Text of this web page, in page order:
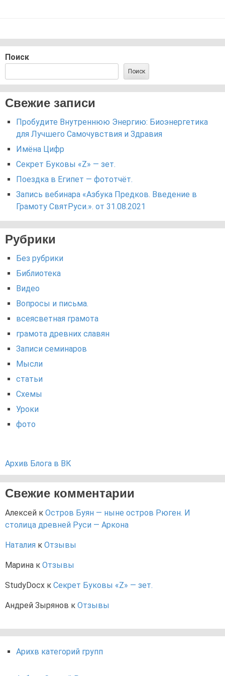
Поиск
Поиск
Свежие записи
Пробудите Внутреннюю Энергию: Биоэнергетика
для Лучшего Самочувствия и Здравия
Имёна Цифр
Секрет Буковы «Z» — зет.
Поездка в Египет — фототчёт.
Запись вебинара «Азбука Предков. Введение в
Грамоту СвятРуси.». от 31.08.2021
Рубрики
Без рубрики
Библиотека
Видео
Вопросы и письма.
всеясветная грамота
грамота древних славян
Записи семинаров
Мысли
статьи
Схемы
Уроки
фото
Архив Блога в ВК
Свежие комментарии
Алексей к Остров Буян — ныне остров Рюген. И
столица древней Руси — Аркона
Наталия к Отзывы
Марина к Отзывы
StudyDocx к Секрет Буковы «Z» — зет.
Андрей Зырянов к Отзывы
Арихв категорий групп